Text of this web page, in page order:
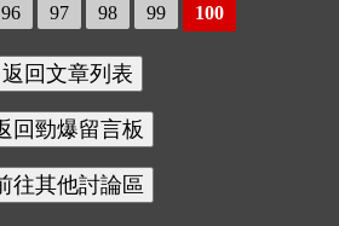
96 97 98 99 100